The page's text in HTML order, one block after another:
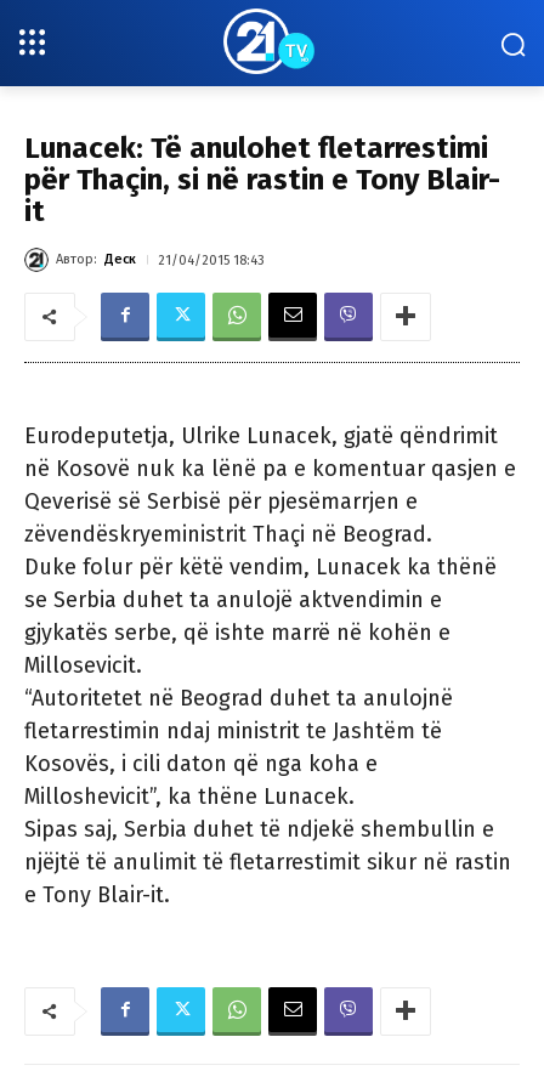
Lunacek: Të anulohet fletarrestimi
për Thaçin, si në rastin e Tony Blair-
it
Автор: Деск 21/04/2015 18:43
Eurodeputetja, Ulrike Lunacek, gjatë qëndrimit
në Kosovë nuk ka lënë pa e komentuar qasjen e
Qeverisë së Serbisë për pjesëmarrjen e
zëvendëskryeministrit Thaçi në Beograd.
Duke folur për këtë vendim, Lunacek ka thënë
se Serbia duhet ta anulojë aktvendimin e
gjykatës serbe, që ishte marrë në kohën e
Millosevicit.
“Autoritetet në Beograd duhet ta anulojnë
fletarrestimin ndaj ministrit te Jashtëm të
Kosovës, i cili daton që nga koha e
Milloshevicit”, ka thëne Lunacek.
Sipas saj, Serbia duhet të ndjekë shembullin e
njëjtë të anulimit të fletarrestimit sikur në rastin
e Tony Blair-it.